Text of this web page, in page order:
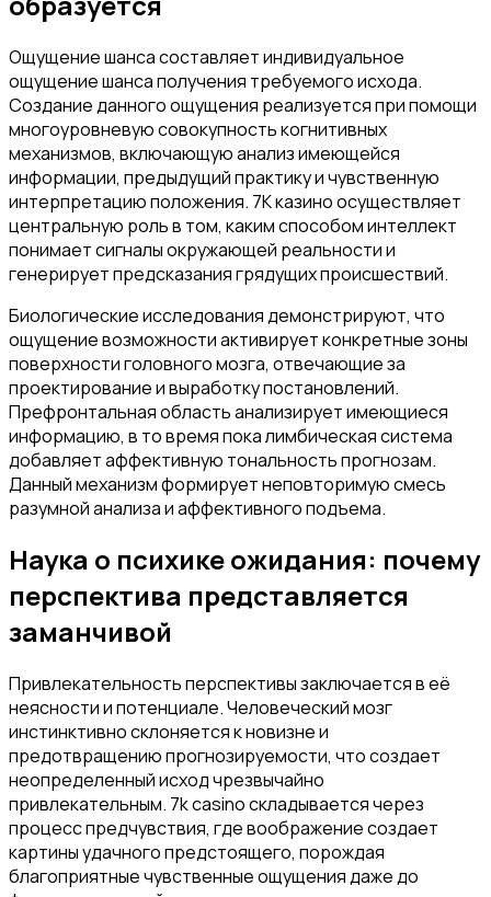
Ощущение шанса составляет индивидуальное
ощущение шанса получения требуемого исхода.
Создание данного ощущения реализуется при помощи
многоуровневую совокупность когнитивных
механизмов, включающую анализ имеющейся
информации, предыдущий практику и чувственную
интерпретацию положения. 7К казино осуществляет
центральную роль в том, каким способом интеллект
понимает сигналы окружающей реальности и
генерирует предсказания грядущих происшествий.
Биологические исследования демонстрируют, что
ощущение возможности активирует конкретные зоны
поверхности головного мозга, отвечающие за
проектирование и выработку постановлений.
Префронтальная область анализирует имеющиеся
информацию, в то время пока лимбическая система
добавляет аффективную тональность прогнозам.
Данный механизм формирует неповторимую смесь
разумной анализа и аффективного подъема.
Наука о психике ожидания: почему
перспектива представляется
заманчивой
Привлекательность перспективы заключается в её
неясности и потенциале. Человеческий мозг
инстинктивно склоняется к новизне и
предотвращению прогнозируемости, что создает
неопределенный исход чрезвычайно
привлекательным. 7k casino складывается через
процесс предчувствия, где воображение создает
картины удачного предстоящего, порождая
благоприятные чувственные ощущения даже до